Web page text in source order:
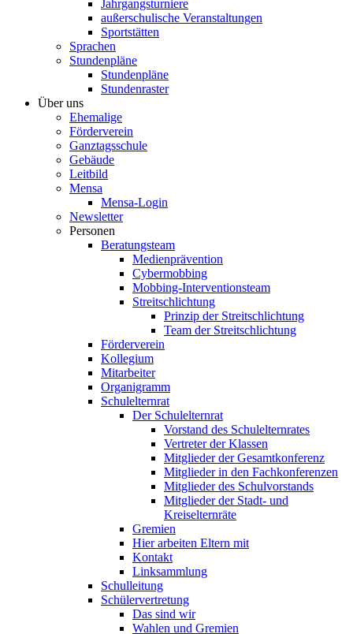
Jahrgangsturniere
außerschulische Veranstaltungen
Sportstätten
Sprachen
Stundenpläne
Stundenpläne
Stundenraster
Über uns
Ehemalige
Förderverein
Ganztagsschule
Gebäude
Leitbild
Mensa
Mensa-Login
Newsletter
Personen
Beratungsteam
Medienprävention
Cybermobbing
Mobbing-Interventionsteam
Streitschlichtung
Prinzip der Streitschlichtung
Team der Streitschlichtung
Förderverein
Kollegium
Mitarbeiter
Organigramm
Schulelternrat
Der Schulelternrat
Vorstand des Schulelternrates
Vertreter der Klassen
Mitglieder der Gesamtkonferenz
Mitglieder in den Fachkonferenzen
Mitglieder des Schulvorstands
Mitglieder der Stadt- und
Kreiselternräte
Gremien
Hier arbeiten Eltern mit
Kontakt
Linksammlung
Schulleitung
Schülervertretung
Das sind wir
Wahlen und Gremien